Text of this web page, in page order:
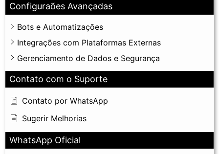
Configuraões Avançadas
Bots e Automatizações
Integrações com Plataformas Externas
Gerenciamento de Dados e Segurança
Contato com o Suporte
Contato por WhatsApp
Sugerir Melhorias
WhatsApp Oficial